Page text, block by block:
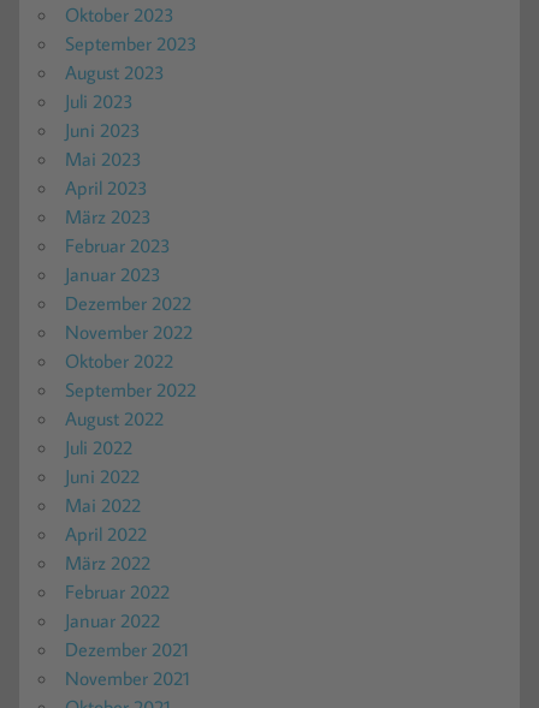
Oktober 2023
September 2023
August 2023
Juli 2023
Juni 2023
Mai 2023
April 2023
März 2023
Februar 2023
Januar 2023
Dezember 2022
November 2022
Oktober 2022
September 2022
August 2022
Juli 2022
Juni 2022
Mai 2022
April 2022
März 2022
Februar 2022
Januar 2022
Dezember 2021
November 2021